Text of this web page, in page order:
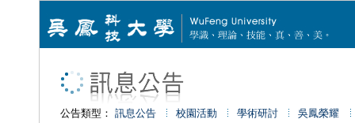
公告類型： 訊息公告 校園活動 學術研討 吳鳳榮耀